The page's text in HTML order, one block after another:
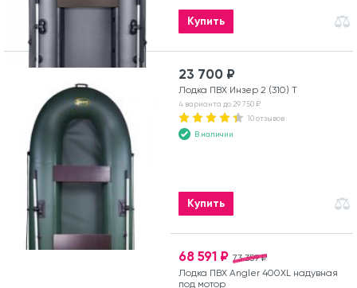
Купить
23 700 ₽
Лодка ПВХ Инзер 2 (310) Т
4 варианта до 29 750 ₽
10 отзывов
В наличии
Купить
73 359 ₽
68 591 ₽
Лодка ПВХ Angler 400XL надувная
под мотор